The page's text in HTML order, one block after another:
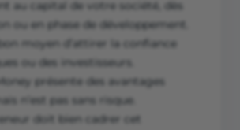
au capital de votre société, dès
ou en phase de développement.
bon moyen d’attirer la confiance
ou des investisseurs.
présente des avantages
n’est pas sans risque.
doit bien cadrer cet